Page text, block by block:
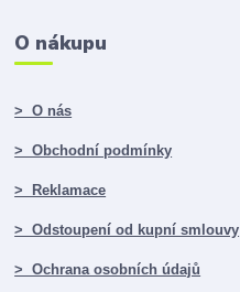
O nákupu
> O nás
> Obchodní podmínky
> Reklamace
> Odstoupení od kupní smlouvy
> Ochrana osobních údajů